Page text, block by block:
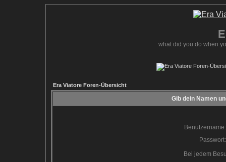
what did you do when
Era Viatore Foren-Übersicht
Gib dein Namen
Benutzername:
Passwort:
Bei jedem